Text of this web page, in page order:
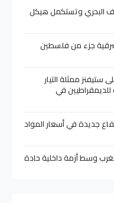
البحري وتستكمل هيكل
جزء من فلسطين
ستيفنز ممثلة التيار
للديمقراطيين في
جديدة في أسعار المواد
وسط أزمة داخلية حادة